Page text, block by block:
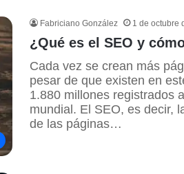
Fabriciano González 1 de octubre
¿Qué es el SEO y
Cada vez se crean más
pesar de que existen en
1.880 millones registrados
mundial. El SEO, es decir,
de las páginas…